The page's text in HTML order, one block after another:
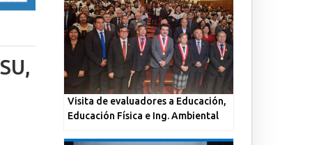
Visita de evaluadores a Educación,
Educación Física e Ing. Ambiental